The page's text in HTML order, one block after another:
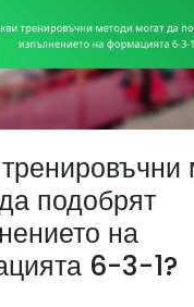
подобрят
на
6-3-1?